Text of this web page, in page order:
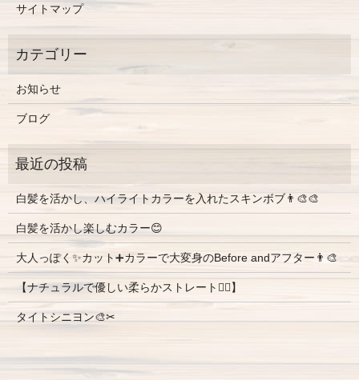
サイトマップ
お知らせ
ブログ
白髪を活かし、ハイライトカラーを入れたスキンボブ👨‍🎨🎨
白髪を活かし楽しむカラー😊
大人っぽく✨カット➕カラーで大変身のBefore andアフター👨‍🎨
【ナチュラルで優しい柔らかストレート💇‍♀️】
タイトシニヨン🎨✂︎